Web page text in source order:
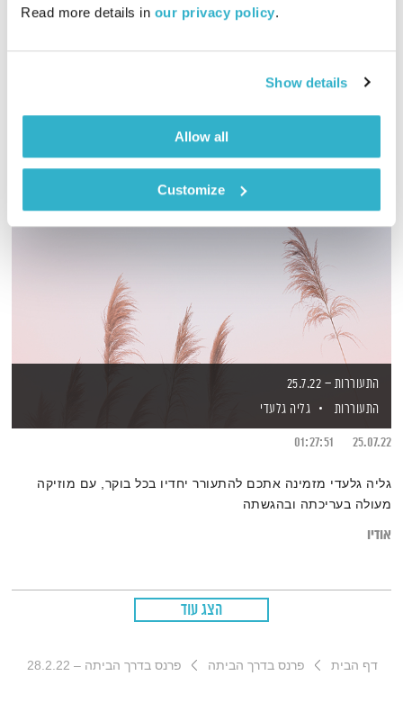
Read more details in our privacy policy.
Show details
Allow all
Customize
גליה גלעדי מזמינה אתכם להתעורר יחד עם מוזיקה מעולה
התעוררות – 25.7.22
התעוררות
גליה גלעדי
25.07.22
01:27:51
גליה גלעדי מזמינה אתכם להתעורר יחדיו בכל בוקר, עם מוזיקה
מעולה בעריכתה ובהגשתה
אודיו
הצג עוד
דף הבית פרנס בדרך הביתה פרנס בדרך הביתה – 28.2.22